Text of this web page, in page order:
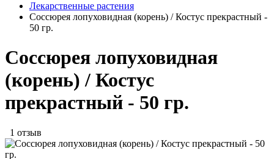
Лекарственные растения
Соссюрея лопуховидная (корень) / Костус прекрастный -
50 гр.
Соссюрея лопуховидная
(корень) / Костус
прекрастный - 50 гр.
1 отзыв